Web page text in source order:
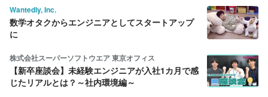
Wantedly, Inc.
数学オタクからエンジニアとしてスタートアップ
に
株式会社スーパーソフトウエア 東京オフィス
【新卒座談会】未経験エンジニアが入社1カ月で感
じたリアルとは？～社内環境編～